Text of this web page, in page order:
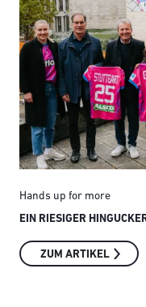
Hands up for more
EIN RIESIGER
ZUM ARTIKEL